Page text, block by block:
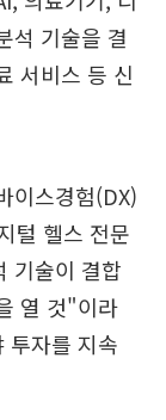
석 기술을 결
서비스 등 신
이스경험(DX)
털 헬스 전문
기술이 결합
열 것"이라
투자를 지속